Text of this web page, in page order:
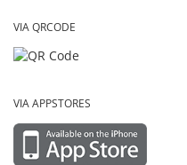
VIA QRCODE
VIA APPSTORES